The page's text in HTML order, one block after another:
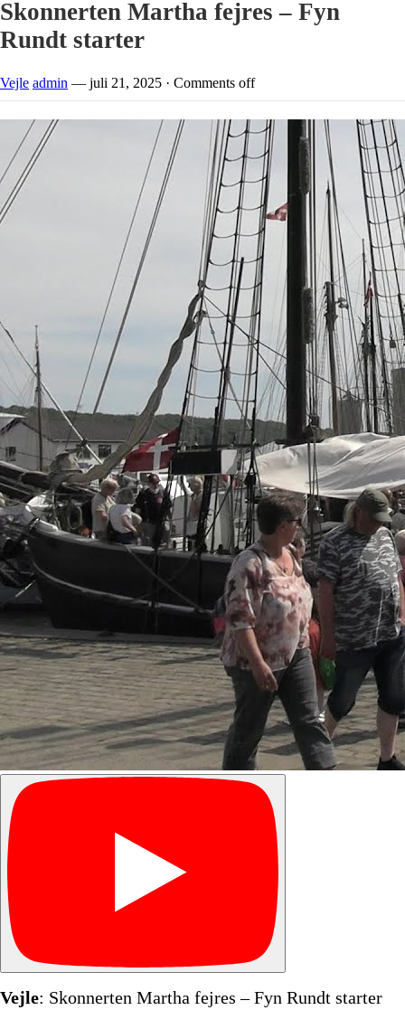
Skonnerten Martha fejres – Fyn
Rundt starter
Vejle admin — juli 21, 2025 · Comments off
Vejle: Skonnerten Martha fejres – Fyn Rundt starter